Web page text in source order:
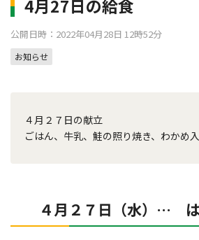
4月27日の給食
公開日時：2022年04月28日 12時52分
お知らせ
４月２７日の献立
ごはん、牛乳、鮭の照り焼き、わかめ
４月２７日（水）…